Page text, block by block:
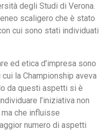
degli Studi di Verona.
scaligero che è stato
cui sono stati individuati
ed etica d’impresa sono
la Championship aveva
da questi aspetti si è
l’iniziativa non
che influisse
numero di aspetti